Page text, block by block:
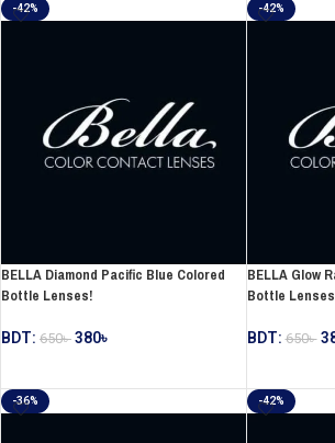
-42%
BELLA Diamond Pacific Blue Colored
Bottle Lenses!
BDT: 650৳ 380৳
-42%
BELLA Glow
Bottle
BDT:650৳
-36% -42%